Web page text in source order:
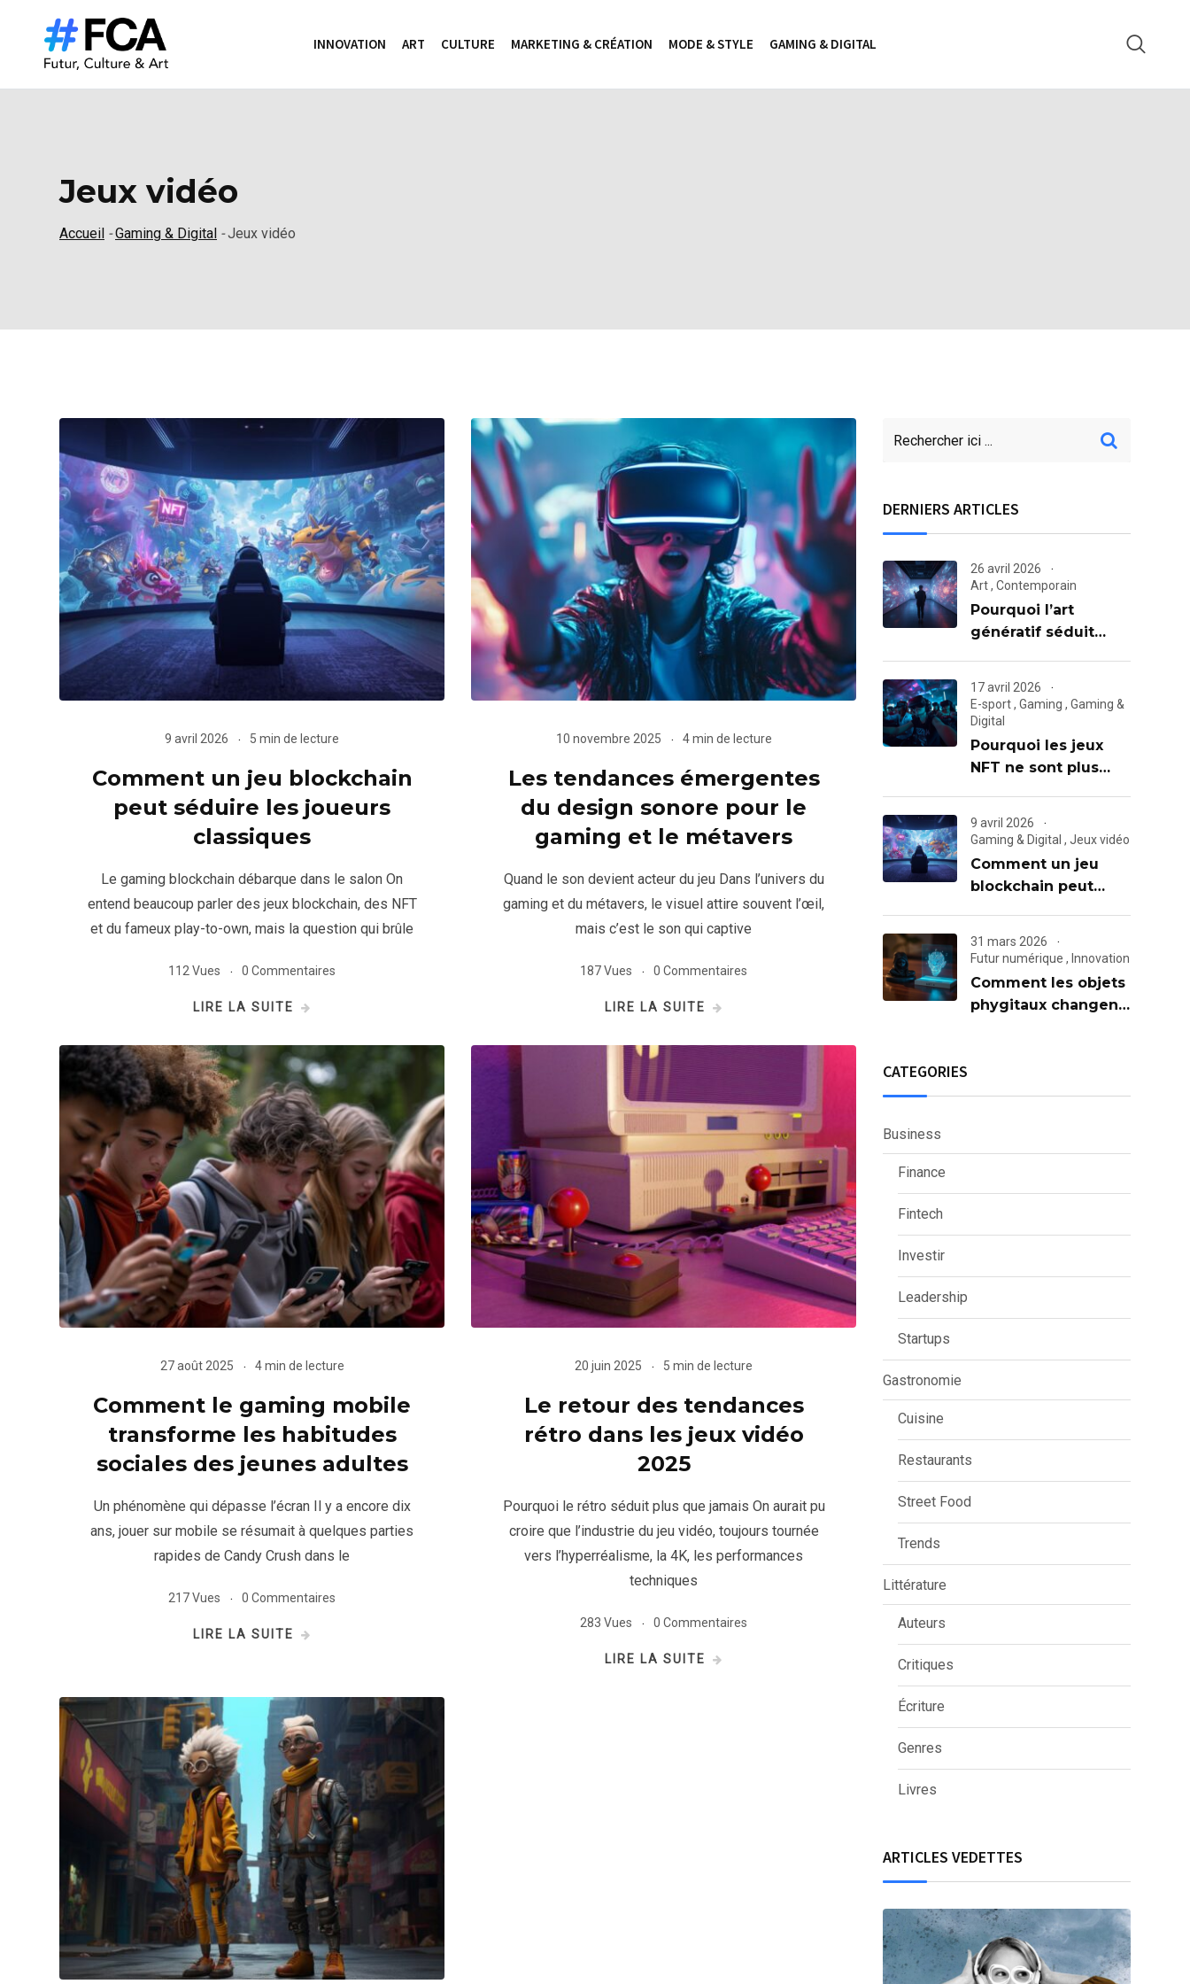
INNOVATION ART CULTURE MARKETING & CRÉATION MODE & STYLE GAMING & DIGITAL
Jeux vidéo
Accueil -Gaming & Digital -Jeux vidéo
9 avril 2026 5 min de lecture
Comment un jeu blockchain
peut séduire les joueurs
classiques
Le gaming blockchain débarque dans le salon On
entend beaucoup parler des jeux blockchain, des NFT
et du fameux play-to-own, mais la question qui brûle
112 Vues 0 Commentaires
LIRE LA SUITE
10 novembre 2025 4 min de lecture
Les tendances émergentes
du design sonore pour le
gaming et le métavers
Quand le son devient acteur du jeu Dans l’univers du
gaming et du métavers, le visuel attire souvent l’œil,
mais c’est le son qui captive
187 Vues 0 Commentaires
LIRE LA SUITE
27 août 2025 4 min de lecture
Comment le gaming mobile
transforme les habitudes
sociales des jeunes adultes
Un phénomène qui dépasse l’écran Il y a encore dix
ans, jouer sur mobile se résumait à quelques parties
rapides de Candy Crush dans le
217 Vues 0 Commentaires
LIRE LA SUITE
20 juin 2025 5 min de lecture
Le retour des tendances
rétro dans les jeux vidéo
2025
Pourquoi le rétro séduit plus que jamais On aurait pu
croire que l’industrie du jeu vidéo, toujours tournée
vers l’hyperréalisme, la 4K, les performances
techniques
283 Vues 0 Commentaires
LIRE LA SUITE
DERNIERS ARTICLES
26 avril 2026
Art, Contemporain
Pourquoi l’art
génératif séduit
17 avril 2026
E-sport, Gaming , Gaming &
Digital
Pourquoi les jeux
NFT ne sont plus
9 avril 2026
Gaming & Digital , Jeux vidéo
Comment un jeu
blockchain peut
31 mars 2026
Futur numérique , Innovation
Comment les objets
phygitaux changent
CATEGORIES
Business
Finance
Fintech
Investir
Leadership
Startups
Gastronomie
Cuisine
Restaurants
Street Food
Trends
Littérature
Auteurs
Critiques
Écriture
Genres
Livres
ARTICLES VEDETTES